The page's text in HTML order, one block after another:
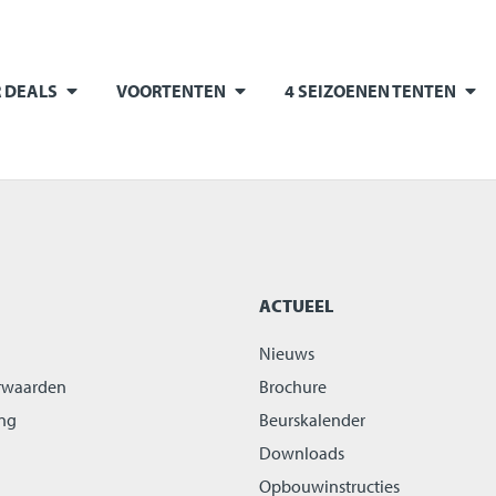
DEALS VOORTENTEN 4 SEIZOENEN TENTEN
ACTUEEL
Nieuws
Brochure
Beurskalender
Downloads
Opbouwinstructies